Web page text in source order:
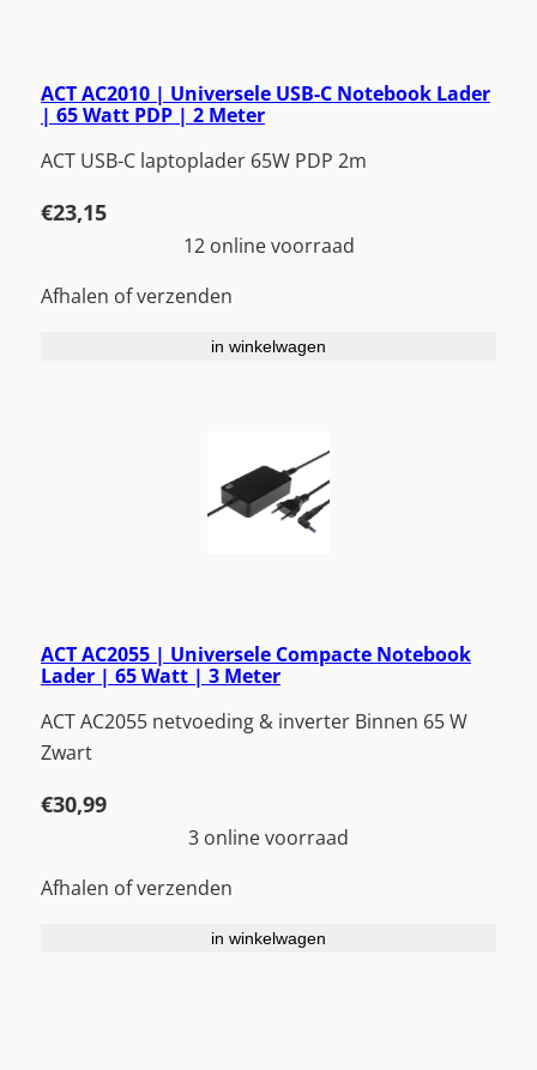
ACT AC2010 | Universele USB-C Notebook Lader
| 65 Watt PDP | 2 Meter
ACT USB-C laptoplader 65W PDP 2m
€23,15
12 online voorraad
Afhalen of verzenden
in winkelwagen
ACT AC2055 | Universele Compacte Notebook
Lader | 65 Watt | 3 Meter
ACT AC2055 netvoeding & inverter Binnen 65 W
Zwart
€30,99
3 online voorraad
Afhalen of verzenden
in winkelwagen